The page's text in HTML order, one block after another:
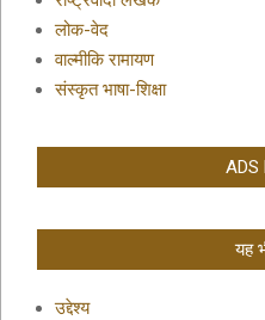
लोक-वेद
वाल्मीकि रामायण
संस्कृत भाषा-शिक्षा
ADS
यह
उद्देश्य